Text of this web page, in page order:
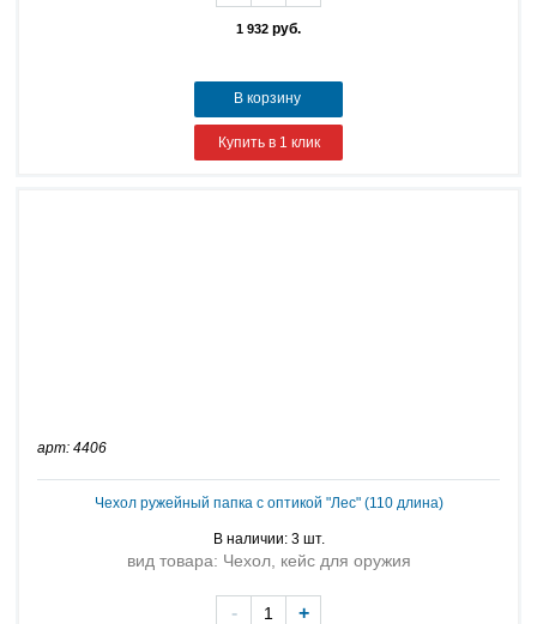
1 932 руб.
В корзину
Купить в 1 клик
арт: 4406
Чехол ружейный папка с оптикой "Лес" (110 длина)
В наличии: 3 шт.
вид товара: Чехол, кейс для оружия
- +